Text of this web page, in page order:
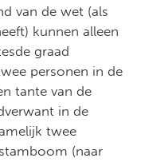
van de wet (als
kunnen alleen
graad
personen in de
tante van de
in de
twee
(naar